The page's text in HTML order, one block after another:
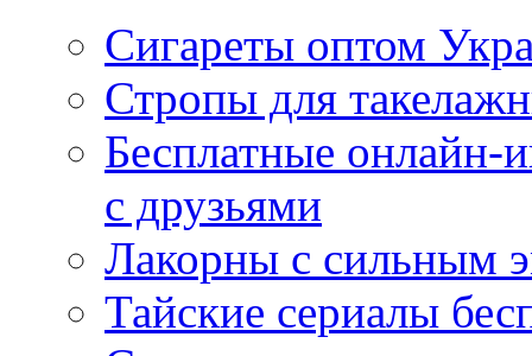
Сигареты оптом
Стропы для
Бесплатные
с друзьями
Лакорны с сильным
Тайские сериалы